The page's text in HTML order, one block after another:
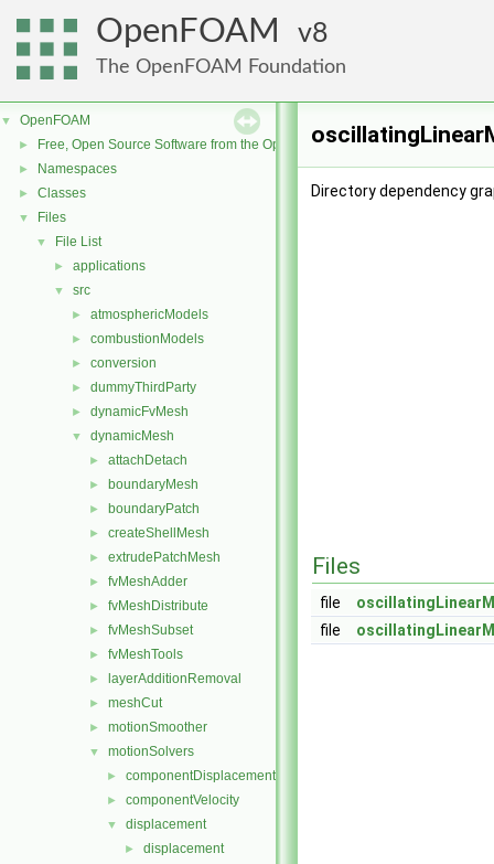
OpenFOAM 8
The OpenFOAM Foundation
▼ OpenFOAM
► Free, Open Source Software from the OpenFOAM Foundation
► Namespaces
► Classes
▼ Files
▼ File List
► applications
▼ src
► atmosphericModels
► combustionModels
► conversion
► dummyThirdParty
► dynamicFvMesh
▼ dynamicMesh
► attachDetach
► boundaryMesh
► boundaryPatch
► createShellMesh
► extrudePatchMesh
► fvMeshAdder
► fvMeshDistribute
► fvMeshSubset
► fvMeshTools
► layerAdditionRemoval
► meshCut
► motionSmoother
▼ motionSolvers
► componentDisplacement
► componentVelocity
▼ displacement
► displacement
Directory dependency
Files
file
file